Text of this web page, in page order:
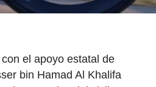
el apoyo estatal de
bin Hamad Al Khalifa